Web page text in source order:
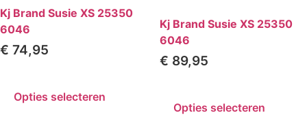
Kj Brand Susie XS 25350
6046
€ 74,95
Opties selecteren
Kj Brand Susie XS 25350
6046
€ 89,95
Opties selecteren